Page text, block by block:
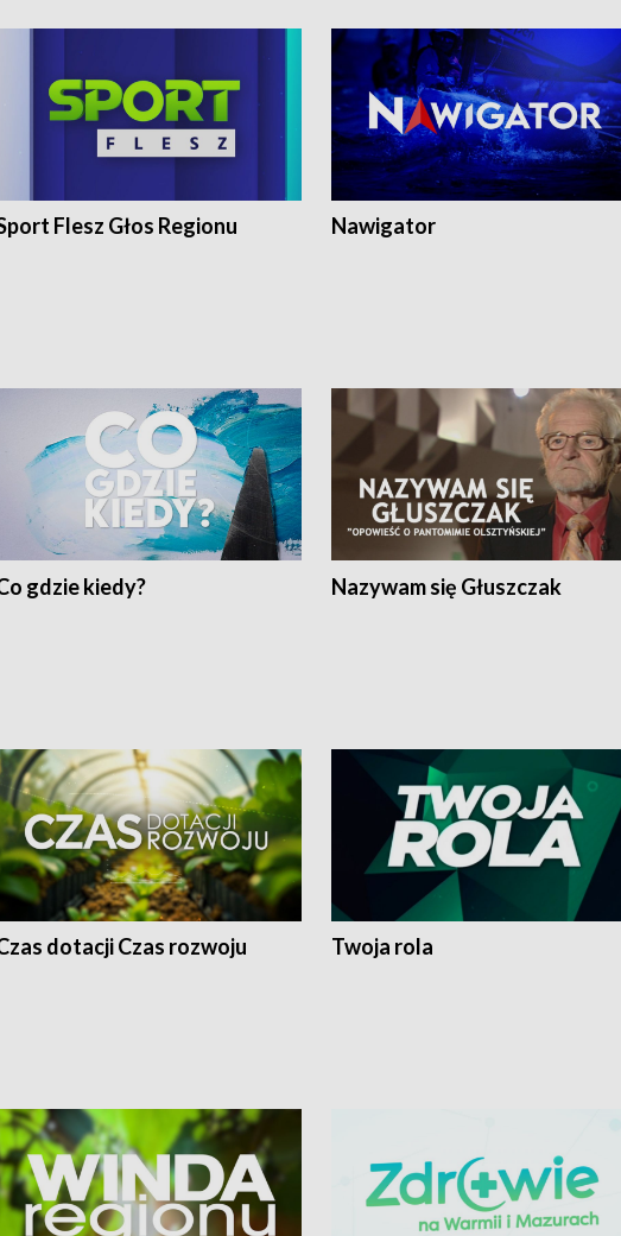
Flesz Głos Regionu Nawigator
gdzie kiedy? Nazywam się Głuszczak
dotacji Czas rozwoju Twoja rola